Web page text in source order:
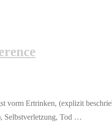
vorm Ertrinken, (explizit
Selbstverletzung, Tod …